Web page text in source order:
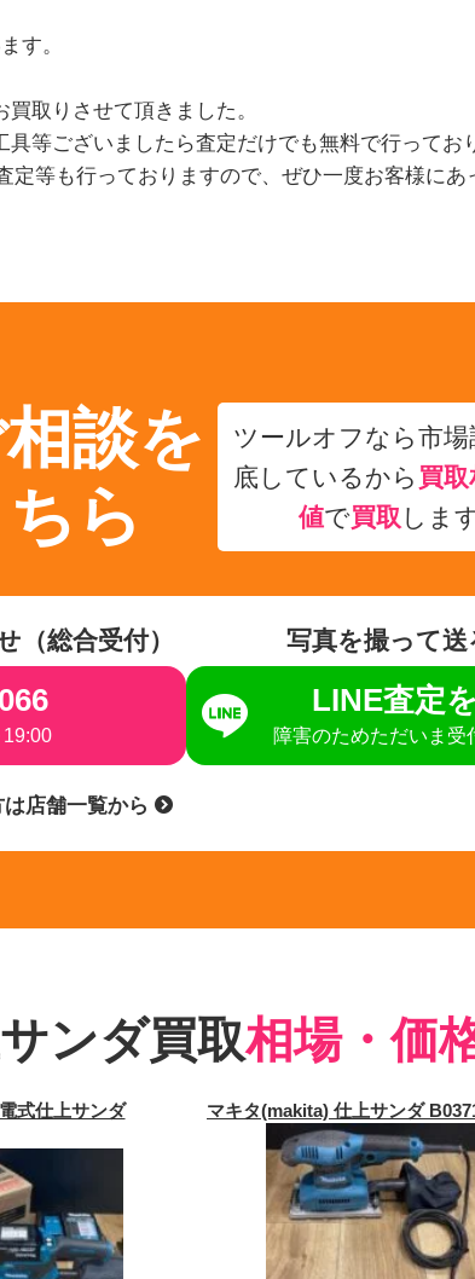
す。
取りさせて頂きました。
等ございましたら査定だけでも無料で行ってお
定等も行っておりますので、ぜひ一度お客様にあ
談を
ら
ツールオフなら市場
底しているから 買
値で買取 しま
（総合受付） 写真を撮って送
LINE査定
障害のためただいま受
店舗一覧から
ンダ買取相場・価
式仕上サンダ
マキタ(makita) 仕上サンダ